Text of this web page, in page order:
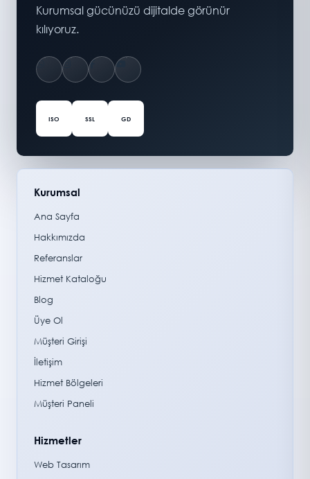
Kurumsal gücünüzü dijitalde görünür
kılıyoruz.
ISO SSL GD
Kurumsal
Ana Sayfa
Hakkımızda
Referanslar
Hizmet Kataloğu
Blog
Üye Ol
Müşteri Girişi
İletişim
Hizmet Bölgeleri
Müşteri Paneli
Hizmetler
Web Tasarım